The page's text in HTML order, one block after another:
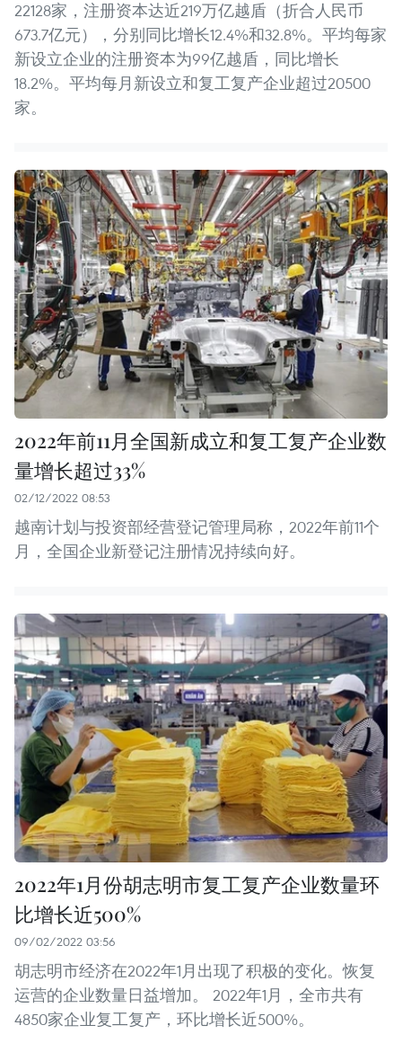
22128家，注册资本达近219万亿越盾（折合人民币
673.7亿元），分别同比增长12.4%和32.8%。平均每家
新设立企业的注册资本为99亿越盾，同比增长
18.2%。平均每月新设立和复工复产企业超过20500
家。
2022年前11月全国新成立和复工复产企业数
量增长超过33%
02/12/2022 08:53
越南计划与投资部经营登记管理局称，2022年前11个
月，全国企业新登记注册情况持续向好。
2022年1月份胡志明市复工复产企业数量环
比增长近500%
09/02/2022 03:56
胡志明市经济在2022年1月出现了积极的变化。恢复
运营的企业数量日益增加。 2022年1月，全市共有
4850家企业复工复产，环比增长近500%。